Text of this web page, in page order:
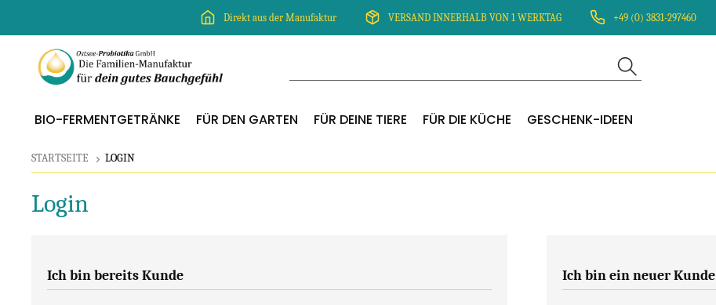
Direkt aus der Manufaktur VERSAND INNERHALB VON 1 WERKTAG +49 (0) 3831-297460
BIO-FERMENTGETRÄNKE FÜR DEN GARTEN FÜR DEINE TIERE FÜR DIE KÜCHE GESCHENK-IDEEN
STARTSEITE LOGIN
Login
Ich bin bereits Kunde Ich bin ein neuer Kunde